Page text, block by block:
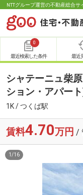
NTTグループ運営の不動産総合サ
0
最近検索した条件 最近
シャテーニュ柴
ション・アパー
1K / つくば駅
賃料4.70万円 /
1 /16